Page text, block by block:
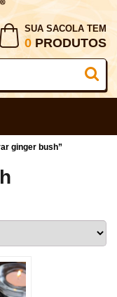
SUA SACOLA TEM
0 PRODUTOS
ginger bush”